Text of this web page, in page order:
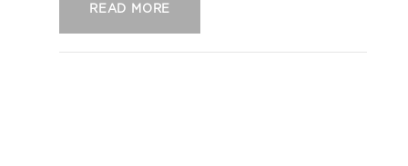
READ MORE